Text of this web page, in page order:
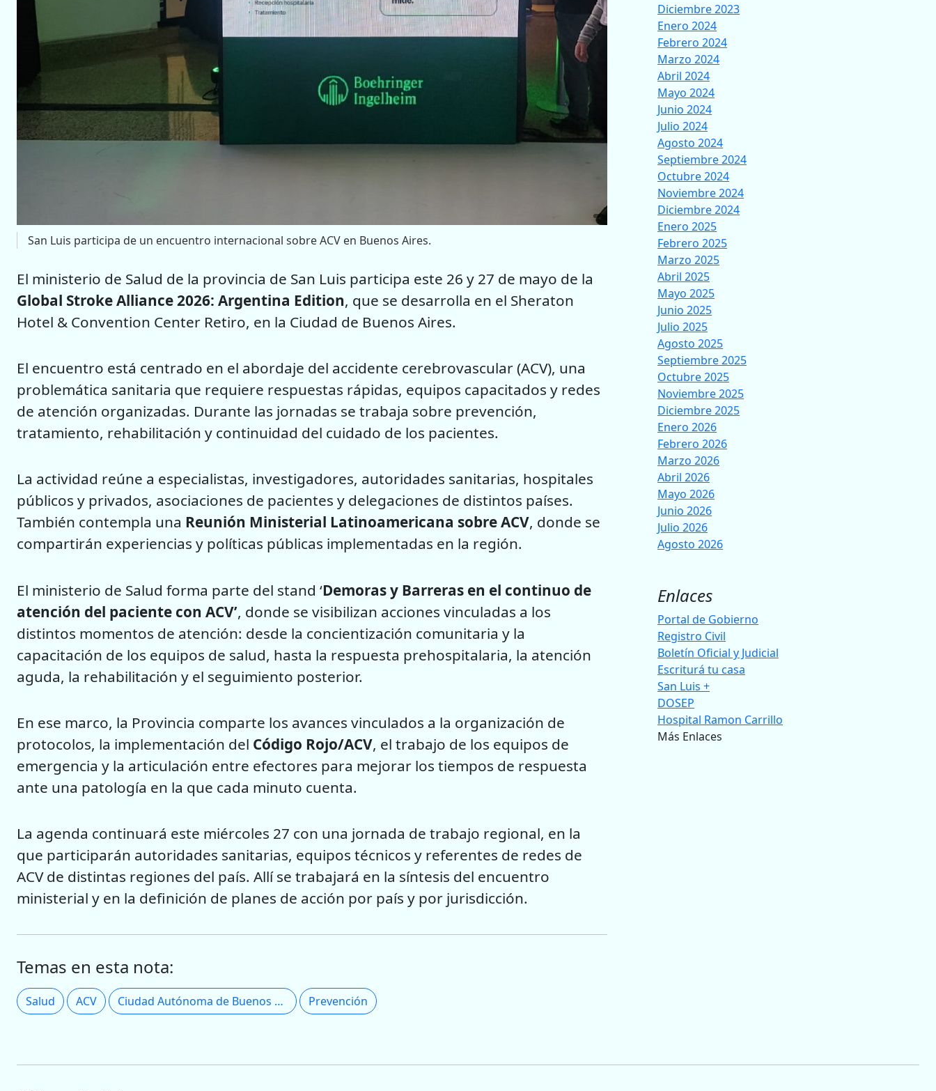
San Luis participa de un encuentro internacional sobre ACV en Buenos Aires.
El ministerio de Salud de la provincia de San Luis participa este 26 y 27 de mayo de la
Global Stroke Alliance 2026: Argentina Edition, que se desarrolla en el Sheraton
Hotel & Convention Center Retiro, en la Ciudad de Buenos Aires.
El encuentro está centrado en el abordaje del accidente cerebrovascular (ACV), una
problemática sanitaria que requiere respuestas rápidas, equipos capacitados y redes
de atención organizadas. Durante las jornadas se trabaja sobre prevención,
tratamiento, rehabilitación y continuidad del cuidado de los pacientes.
La actividad reúne a especialistas, investigadores, autoridades sanitarias, hospitales
públicos y privados, asociaciones de pacientes y delegaciones de distintos países.
También contempla una Reunión Ministerial Latinoamericana sobre ACV, donde se
compartirán experiencias y políticas públicas implementadas en la región.
El ministerio de Salud forma parte del stand ‘Demoras y Barreras en el continuo de
atención del paciente con ACV’, donde se visibilizan acciones vinculadas a los
distintos momentos de atención: desde la concientización comunitaria y la
capacitación de los equipos de salud, hasta la respuesta prehospitalaria, la atención
aguda, la rehabilitación y el seguimiento posterior.
En ese marco, la Provincia comparte los avances vinculados a la organización de
protocolos, la implementación del Código Rojo/ACV, el trabajo de los equipos de
emergencia y la articulación entre efectores para mejorar los tiempos de respuesta
ante una patología en la que cada minuto cuenta.
La agenda continuará este miércoles 27 con una jornada de trabajo regional, en la
que participarán autoridades sanitarias, equipos técnicos y referentes de redes de
ACV de distintas regiones del país. Allí se trabajará en la síntesis del encuentro
ministerial y en la definición de planes de acción por país y por jurisdicción.
Temas en esta nota:
Salud ACV Ciudad Autónoma de Buenos Aires Prevención
Diciembre 2023
Enero 2024
Febrero 2024
Marzo 2024
Abril 2024
Mayo 2024
Junio 2024
Julio 2024
Agosto 2024
Septiembre 2024
Octubre 2024
Noviembre 2024
Diciembre 2024
Enero 2025
Febrero 2025
Marzo 2025
Abril 2025
Mayo 2025
Junio 2025
Julio 2025
Agosto 2025
Septiembre 2025
Octubre 2025
Noviembre 2025
Diciembre 2025
Enero 2026
Febrero 2026
Marzo 2026
Abril 2026
Mayo 2026
Junio 2026
Julio 2026
Agosto 2026
Enlaces
Portal de Gobierno
Registro Civil
Boletín Oficial y Judicial
Escriturá tu casa
San Luis +
DOSEP
Hospital Ramon Carrillo
Más Enlaces